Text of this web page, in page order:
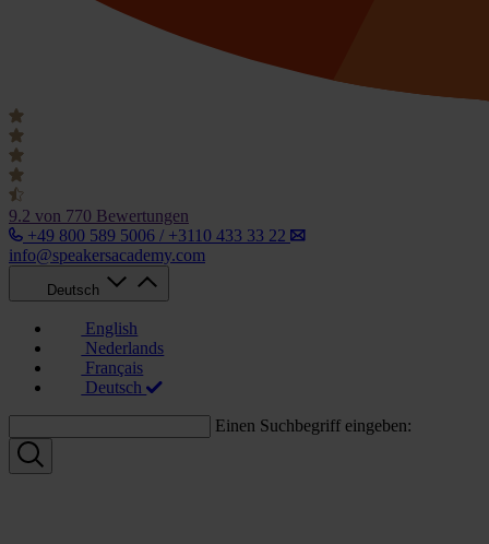
9.2 von 770 Bewertungen
+49 800 589 5006 / +3110 433 33 22
info@speakersacademy.com
Deutsch
English
Nederlands
Français
Deutsch
Einen Suchbegriff eingeben: